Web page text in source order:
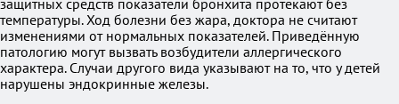
защитных средств показатели бронхита протекают без
температуры. Ход болезни без жара, доктора не считают
изменениями от нормальных показателей. Приведённую
патологию могут вызвать возбудители аллергического
характера. Случаи другого вида указывают на то, что у детей
нарушены эндокринные железы.